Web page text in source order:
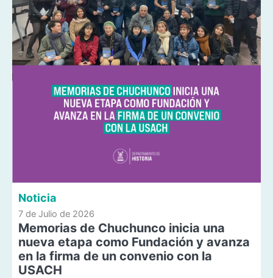
Noticia
7 de Julio de 2026
Memorias de Chuchunco inicia una
nueva etapa como Fundación y avanza
en la firma de un convenio con la
USACH